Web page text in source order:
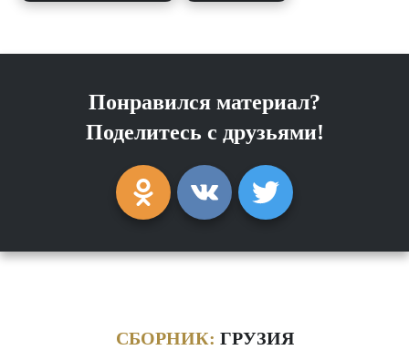
Понравился материал?
Поделитесь с друзьями!
СБОРНИК: ГРУЗИЯ